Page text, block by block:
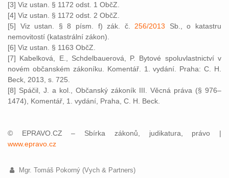
[3] Viz ustan. § 1172 odst. 1 ObčZ.
[4] Viz ustan. § 1172 odst. 2 ObčZ.
[5] Viz ustan. § 8 písm. f) zák. č. 256/2013 Sb., o katastru
nemovitostí (katastrální zákon).
[6] Viz ustan. § 1163 ObčZ.
[7] Kabelková, E., Schdelbauerová, P. Bytové spoluvlastnictví v
novém občanském zákoníku. Komentář. 1. vydání. Praha: C. H.
Beck, 2013, s. 725.
[8] Spáčil, J. a kol., Občanský zákoník III. Věcná práva (§ 976–
1474), Komentář, 1. vydání, Praha, C. H. Beck.
© EPRAVO.CZ – Sbírka zákonů, judikatura, právo |
www.epravo.cz
Mgr. Tomáš Pokorný (Vych & Partners)